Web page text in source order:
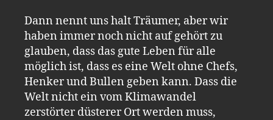
Dann nennt uns halt Träumer, aber wir
haben immer noch nicht auf gehört zu
glauben, dass das gute Leben für alle
möglich ist, dass es eine Welt ohne Chefs,
Henker und Bullen geben kann. Dass die
Welt nicht ein vom Klimawandel
zerstörter düsterer Ort werden muss,